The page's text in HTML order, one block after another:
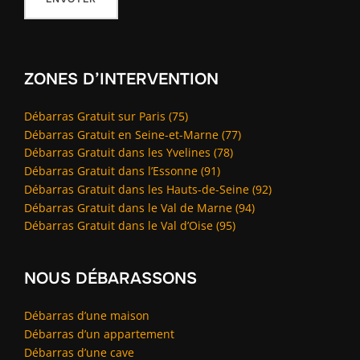
ZONES D’INTERVENTION
Débarras Gratuit sur Paris (75)
Débarras Gratuit en Seine-et-Marne (77)
Débarras Gratuit dans les Yvelines (78)
Débarras Gratuit dans l’Essonne (91)
Débarras Gratuit dans les Hauts-de-Seine (92)
Débarras Gratuit dans le Val de Marne (94)
Débarras Gratuit dans le Val d’Oise (95)
NOUS DÉBARASSONS
Débarras d’une maison
Débarras d’un appartement
Débarras d’une cave